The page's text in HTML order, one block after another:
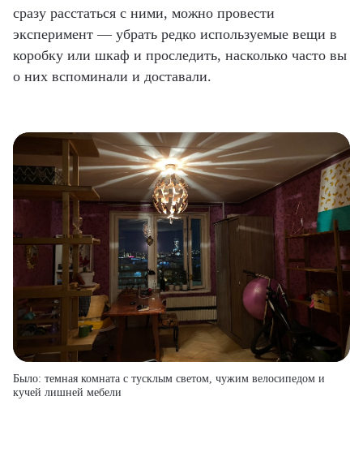
сразу расстаться с ними, можно провести
эксперимент — убрать редко используемые вещи в
коробку или шкаф и проследить, насколько часто вы
о них вспоминали и доставали.
Было: темная комната с тусклым светом, чужим велосипедом и
кучей лишней мебели